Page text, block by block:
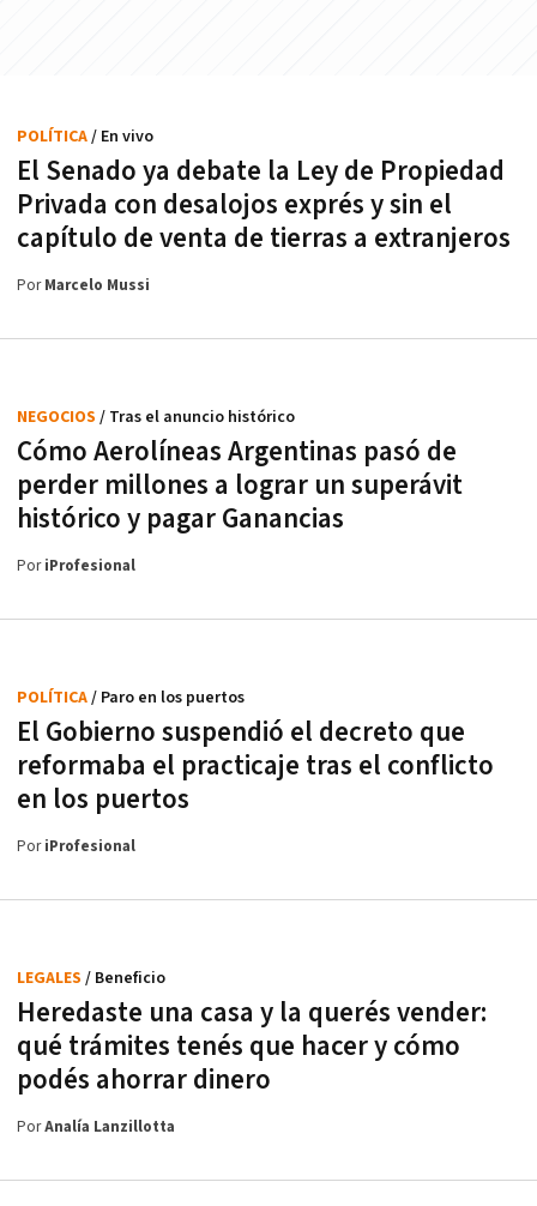
El Senado ya debate la Ley de Propiedad
Privada con desalojos exprés y sin el
capítulo de venta de tierras a extranjeros
POLÍTICA/ En vivo
PorMarcelo Mussi
Cómo Aerolíneas Argentinas pasó de
perder millones a lograr un superávit
histórico y pagar Ganancias
NEGOCIOS / Tras el anuncio histórico
PoriProfesional
El Gobierno suspendió el decreto que
reformaba el practicaje tras el conflicto
en los puertos
POLÍTICA/ Paro en los puertos
PoriProfesional
Heredaste una casa y la querés vender:
qué trámites tenés que hacer y cómo
podés ahorrar dinero
LEGALES / Beneficio
PorAnalía Lanzillotta